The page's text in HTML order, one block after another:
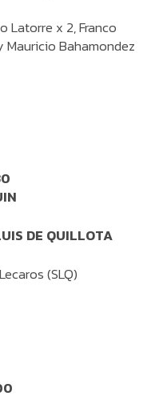
Latorre x 2, Franco
Mauricio Bahamondez
DE QUILLOTA
(SLQ)